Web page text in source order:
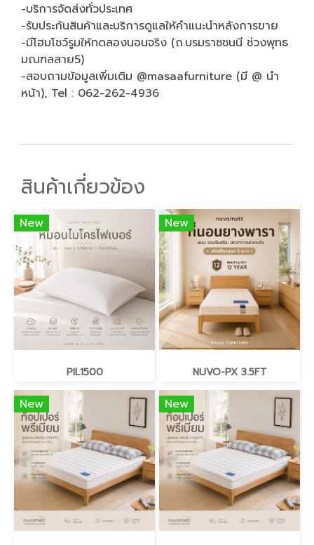
-บริการจัดส่งทั่วประเทศ
-รับประกันสินค้าและบริการดูแลให้คำแนะนำหลังการขาย
-มีโฮมโชว์รูมให้ทดลองนอนจริง (ถ.บรมราชชนนี ช่วงพุทธ
มณฑลสาย5)
-สอบถามข้อมูลเพิ่มเติม @masaafurniture (มี @ นำ
หน้า), Tel : 062-262-4936
สินค้าเกี่ยวข้อง
New
PIL1500
New
NUVO-PX 3.5FT
New New